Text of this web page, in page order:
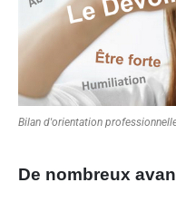
Bilan d'orientation
De nombreux